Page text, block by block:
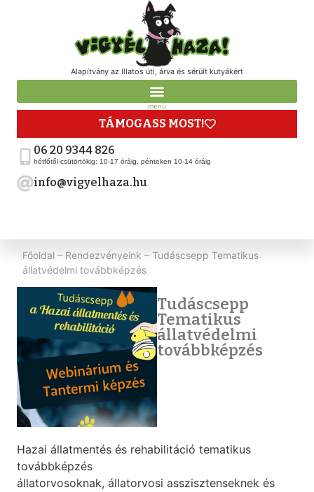
Alapítvány az Illatos úti, árva és sérült kutyákért
menü
TÁMOGASS MOST!
06 20 9344 826
hétfőtől-csütörtökig: 10-17 óráig, pénteken 10-14 óráig
info@vigyelhaza.hu
Főoldal – Rendezvényeink – Tudáscsepp Tematikus
állatvédelmi továbbképzés
Tudáscsepp
Tematikus
állatvédelmi
továbbképzés
Hazai állatmentés és rehabilitáció tematikus
továbbképzés
állatorvosoknak, állatorvosi asszisztenseknek és